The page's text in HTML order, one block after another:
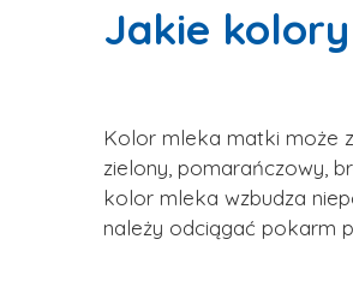
Jakie
Kolor mleka matki może
zielony, pomarańczowy,
kolor mleka wzbudza
należy odciągać pokarm